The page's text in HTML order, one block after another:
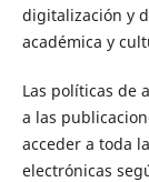
digitalización y
académica y
Las políticas de
a las
acceder a toda
electrónicas